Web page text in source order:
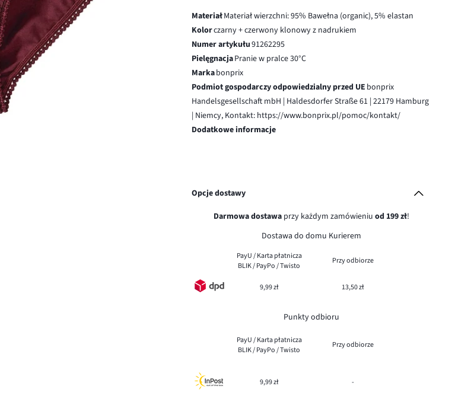
MateriałMateriał wierzchni: 95% Bawełna (organic), 5% elastan
Kolorczarny + czerwony klonowy z nadrukiem
Numer artykułu91262295
PielęgnacjaPranie w pralce 30°C
Markabonprix
Podmiot gospodarczy odpowiedzialny przed UE bonprix
Handelsgesellschaft mbH | Haldesdorfer Straße 61 | 22179 Hamburg
| Niemcy, Kontakt: https://www.bonprix.pl/pomoc/kontakt/
Dodatkowe informacje
Opcje dostawy
Darmowa dostawaprzy każdym zamówieniu od 199 zł!
Dostawa do domu Kurierem
PayU / Karta płatnicza
BLIK / PayPo / Twisto
Przy odbiorze
9,99 zł 13,50 zł
Punkty odbioru
PayU / Karta płatnicza
BLIK / PayPo / Twisto
Przy odbiorze
9,99 zł -